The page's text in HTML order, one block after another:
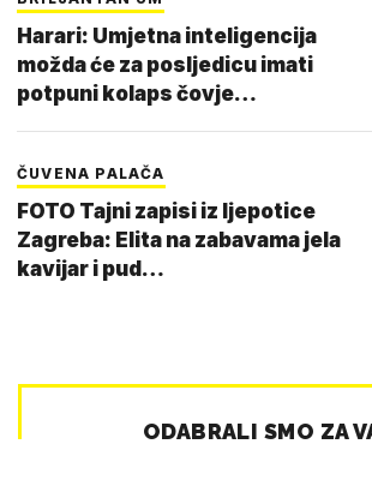
Harari: Umjetna inteligencija
možda će za posljedicu imati
potpuni kolaps čovje…
ČUVENA PALAČA
FOTO Tajni zapisi iz ljepotice
Zagreba: Elita na zabavama jela
kavijar i pud…